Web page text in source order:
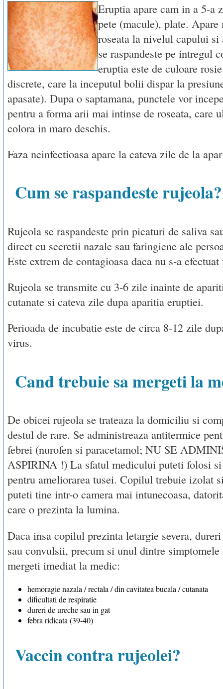
Eruptia apare cam in a 5-a
pete (macule), plate.
roseata la nivelul capului
se raspandeste pe intregul
eruptia este de culoare
discrete, care la inceputul bolii dispar la
apasate). Dupa o saptamana, punctele vor
pentru a forma arii mai intinse de roseata, care
colora in maro deschis.
Faza neinfectioasa apare la cateva zile de la
Cum se raspandeste rujeola?
Rujeola se raspandeste prin picaturi de saliva
direct cu secretii nazale sau faringiene ale
Este extrem de contagioasa daca nu s-a
Rujeola se transmite cu 3-6 zile inainte de
cutanate si cateva zile dupa aparitia eruptiei.
Perioada de incubatie este de circa 8-12 zile
virus.
Cand trebuie sa mergeti la
De obicei rujeola se trateaza la domiciliu si
destul de rare. Se administreaza antitermice
febrei (nurofen si paracetamol; NU SE
ASPIRINA !) La sfatul medicului puteti folosi
pentru ameliorarea tusei. Copilul trebuie izolat
puteti tine intr-o camera mai intunecoasa,
care o prezinta la lumina.
Daca insa copilul prezinta letargie severa,
sau convulsii, precum si unul dintre
mergeti imediat la medic:
hemoragie nazala / rectala / din cavitatea bucala / cutanata
dificultati de respiratie
dureri de ureche sau in gat
febra ridicata (39-40)
Vaccin contra rujeolei?